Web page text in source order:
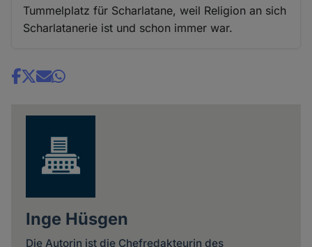
Tummelplatz für Scharlatane, weil Religion an sich
Scharlatanerie ist und schon immer war.
Share
Inge Hüsgen
Die Autorin ist die Chefredakteurin des